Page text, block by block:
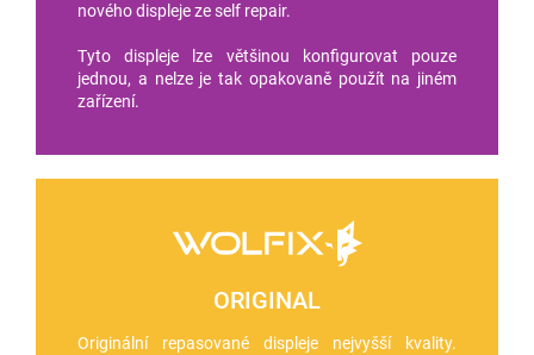
nového displeje ze self repair.
Tyto displeje lze většinou konfigurovat pouze
jednou, a nelze je tak opakovaně použít na jiném
zařízení.
ORIGINAL
Originální repasované displeje nejvyšší kvality.